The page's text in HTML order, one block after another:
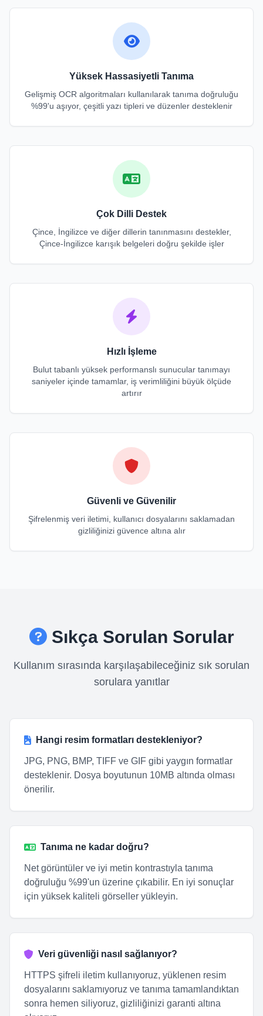
Yüksek Hassasiyetli Tanıma
Gelişmiş OCR algoritmaları kullanılarak tanıma doğruluğu
%99'u aşıyor, çeşitli yazı tipleri ve düzenler desteklenir
Çok Dilli Destek
Çince, İngilizce ve diğer dillerin tanınmasını destekler,
Çince-İngilizce karışık belgeleri doğru şekilde işler
Hızlı İşleme
Bulut tabanlı yüksek performanslı sunucular tanımayı
saniyeler içinde tamamlar, iş verimliliğini büyük ölçüde
artırır
Güvenli ve Güvenilir
Şifrelenmiş veri iletimi, kullanıcı dosyalarını saklamadan
gizliliğinizi güvence altına alır
Sıkça Sorulan Sorular
Kullanım sırasında karşılaşabileceğiniz sık sorulan
sorulara yanıtlar
Hangi resim formatları destekleniyor?
JPG, PNG, BMP, TIFF ve GIF gibi yaygın formatlar
desteklenir. Dosya boyutunun 10MB altında olması
önerilir.
Tanıma ne kadar doğru?
Net görüntüler ve iyi metin kontrastıyla tanıma
doğruluğu %99'un üzerine çıkabilir. En iyi sonuçlar
için yüksek kaliteli görseller yükleyin.
Veri güvenliği nasıl sağlanıyor?
HTTPS şifreli iletim kullanıyoruz, yüklenen resim
dosyalarını saklamıyoruz ve tanıma tamamlandıktan
sonra hemen siliyoruz, gizliliğinizi garanti altına